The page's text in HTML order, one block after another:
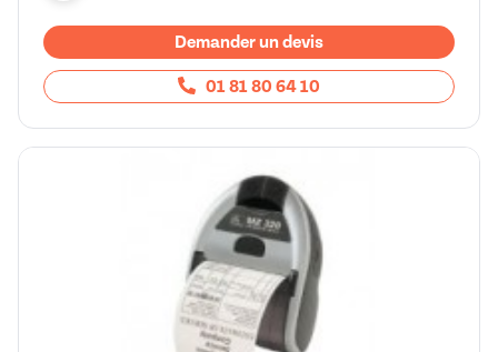
Demander un devis
01 81 80 64 10